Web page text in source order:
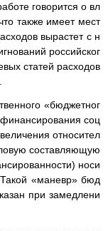
говорится о вл
также имеет мест
вырастет с н
российског
статей расходов
.
«бюджетног
соц
относител
составляющую
носи
«маневр» бюд
при замедлени